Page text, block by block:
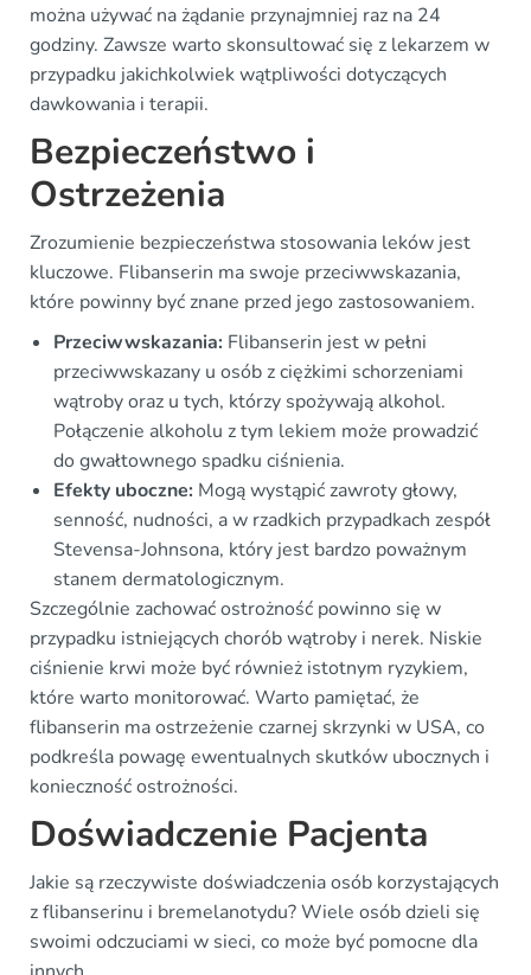
można używać na żądanie przynajmniej raz na 24
godziny. Zawsze warto skonsultować się z lekarzem w
przypadku jakichkolwiek wątpliwości dotyczących
dawkowania i terapii.
Bezpieczeństwo i
Ostrzeżenia
Zrozumienie bezpieczeństwa stosowania leków jest
kluczowe. Flibanserin ma swoje przeciwwskazania,
które powinny być znane przed jego zastosowaniem.
Przeciwwskazania: Flibanserin jest w pełni
przeciwwskazany u osób z ciężkimi schorzeniami
wątroby oraz u tych, którzy spożywają alkohol.
Połączenie alkoholu z tym lekiem może prowadzić
do gwałtownego spadku ciśnienia.
Efekty uboczne: Mogą wystąpić zawroty głowy,
senność, nudności, a w rzadkich przypadkach zespół
Stevensa-Johnsona, który jest bardzo poważnym
stanem dermatologicznym.
Szczególnie zachować ostrożność powinno się w
przypadku istniejących chorób wątroby i nerek. Niskie
ciśnienie krwi może być również istotnym ryzykiem,
które warto monitorować. Warto pamiętać, że
flibanserin ma ostrzeżenie czarnej skrzynki w USA, co
podkreśla powagę ewentualnych skutków ubocznych i
konieczność ostrożności.
Doświadczenie Pacjenta
Jakie są rzeczywiste doświadczenia osób korzystających
z flibanserinu i bremelanotydu? Wiele osób dzieli się
swoimi odczuciami w sieci, co może być pomocne dla